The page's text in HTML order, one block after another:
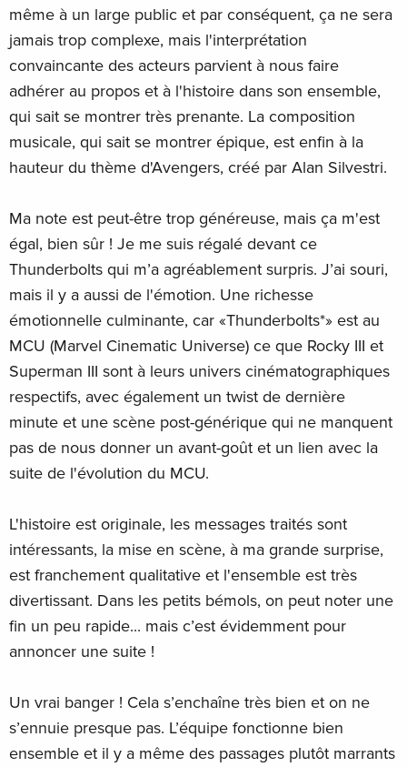
même à un large public et par conséquent, ça ne sera
jamais trop complexe, mais l'interprétation
convaincante des acteurs parvient à nous faire
adhérer au propos et à l'histoire dans son ensemble,
qui sait se montrer très prenante. La composition
musicale, qui sait se montrer épique, est enfin à la
hauteur du thème d'Avengers, créé par Alan Silvestri.
Ma note est peut-être trop généreuse, mais ça m'est
égal, bien sûr ! Je me suis régalé devant ce
Thunderbolts qui m’a agréablement surpris. J’ai souri,
mais il y a aussi de l'émotion. Une richesse
émotionnelle culminante, car «Thunderbolts*» est au
MCU (Marvel Cinematic Universe) ce que Rocky III et
Superman III sont à leurs univers cinématographiques
respectifs, avec également un twist de dernière
minute et une scène post-générique qui ne manquent
pas de nous donner un avant-goût et un lien avec la
suite de l'évolution du MCU.
L'histoire est originale, les messages traités sont
intéressants, la mise en scène, à ma grande surprise,
est franchement qualitative et l'ensemble est très
divertissant. Dans les petits bémols, on peut noter une
fin un peu rapide... mais c’est évidemment pour
annoncer une suite !
Un vrai banger ! Cela s’enchaîne très bien et on ne
s’ennuie presque pas. L’équipe fonctionne bien
ensemble et il y a même des passages plutôt marrants